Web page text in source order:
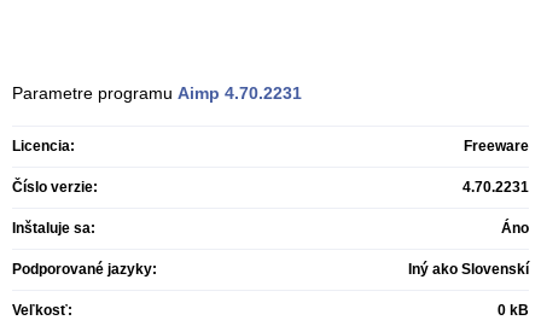
Parametre programu Aimp 4.70.2231
Licencia: Freeware
Číslo verzie: 4.70.2231
Inštaluje sa: Áno
Podporované jazyky: Iný ako Slovenskí
Veľkosť: 0 kB